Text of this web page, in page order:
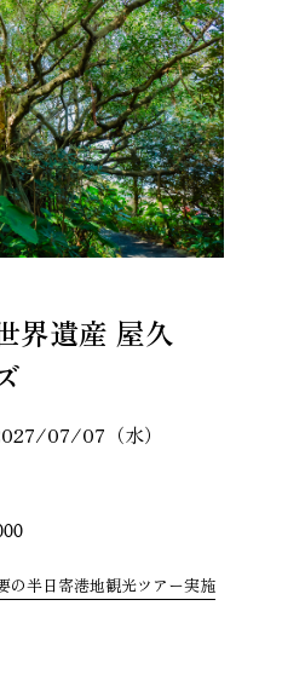
界遺産 屋久
07/07（水）
の半日寄港地観光ツアー実施